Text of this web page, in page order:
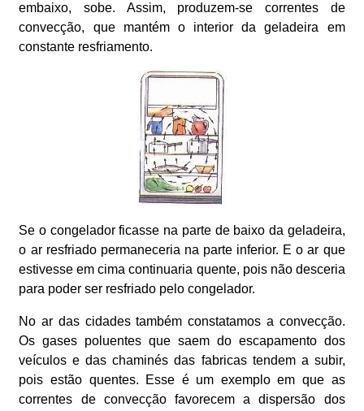
embaixo, sobe. Assim, produzem-se correntes de
convecção, que mantém o interior da geladeira em
constante resfriamento.
Se o congelador ficasse na parte de baixo da geladeira,
o ar resfriado permaneceria na parte inferior. E o ar que
estivesse em cima continuaria quente, pois não desceria
para poder ser resfriado pelo congelador.
No ar das cidades também constatamos a convecção.
Os gases poluentes que saem do escapamento dos
veículos e das chaminés das fabricas tendem a subir,
pois estão quentes. Esse é um exemplo em que as
correntes de convecção favorecem a dispersão dos